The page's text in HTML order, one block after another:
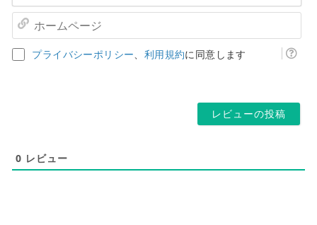
ア
ー
プライバシーポリシー、 利用規約に同意します
0 レビュー